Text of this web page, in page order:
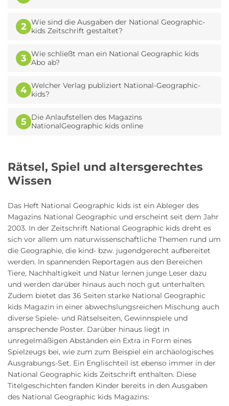
Rätsel, Spiel und altersgerechtes
Wissen
Das Heft National Geographic kids ist ein Ableger des
Magazins National Geographic und erscheint seit dem Jahr
2003. In der Zeitschrift National Geographic kids dreht es
sich vor allem um naturwissenschaftliche Themen rund um
die Geographie, die kind- bzw. jugendgerecht aufbereitet
werden. In spannenden Reportagen aus den Bereichen
Tiere, Nachhaltigkeit und Natur lernen junge Leser dazu
und werden darüber hinaus auch noch gut unterhalten.
Zudem bietet das 36 Seiten starke National Geographic
kids Magazin in einer abwechslungsreichen Mischung auch
diverse Spiele- und Rätselseiten, Gewinnspiele und
ansprechende Poster. Darüber hinaus liegt in
unregelmäßigen Abständen ein Extra in Form eines
Spielzeugs bei, wie zum zum Beispiel ein archäologisches
Ausgrabungs-Set. Ein Englischteil ist ebenso immer in der
National Geographic kids Zeitschrift enthalten. Diese
Titelgeschichten fanden Kinder bereits in den Ausgaben
des National Geographic kids Magazins:
2 Wie sind die Ausgaben der National Geographic-
kids Zeitschrift gestaltet?
3 Wie schließt man ein National Geographic kids
Abo ab?
4 Welcher Verlag publiziert National-Geographic-
kids?
5 Die Anlaufstellen des Magazins
NationalGeographic kids online